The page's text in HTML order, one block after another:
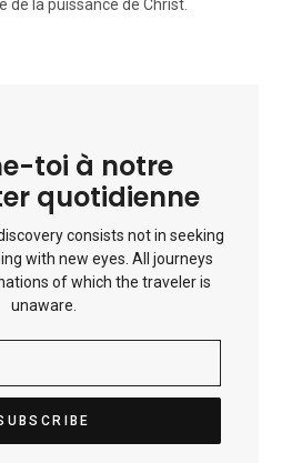
de la puissance de Christ.
toi à notre
quotidienne
consists not in seeking
with new eyes. All journeys
of which the traveler is
unaware.